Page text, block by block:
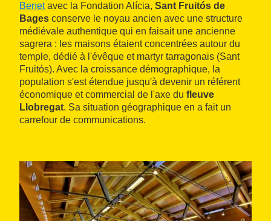
Benetavec la Fondation Alícia, Sant Fruitós de
Bages conserve le noyau ancien avec une structure
médiévale authentique qui en faisait une ancienne
sagrera : les maisons étaient concentrées autour du
temple, dédié à l'évêque et martyr tarragonais (Sant
Fruitós). Avec la croissance démographique, la
population s'est étendue jusqu'à devenir un référent
économique et commercial de l'axe du fleuve
Llobregat. Sa situation géographique en a fait un
carrefour de communications.